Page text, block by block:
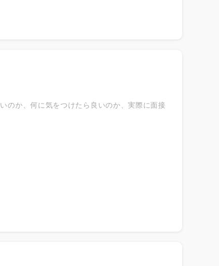
のか、何に気をつけたら良いのか、実際に面接